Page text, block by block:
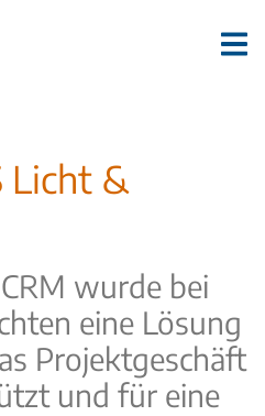
Licht &
wurde bei
eine Lösung
Projektgeschäft
und für eine